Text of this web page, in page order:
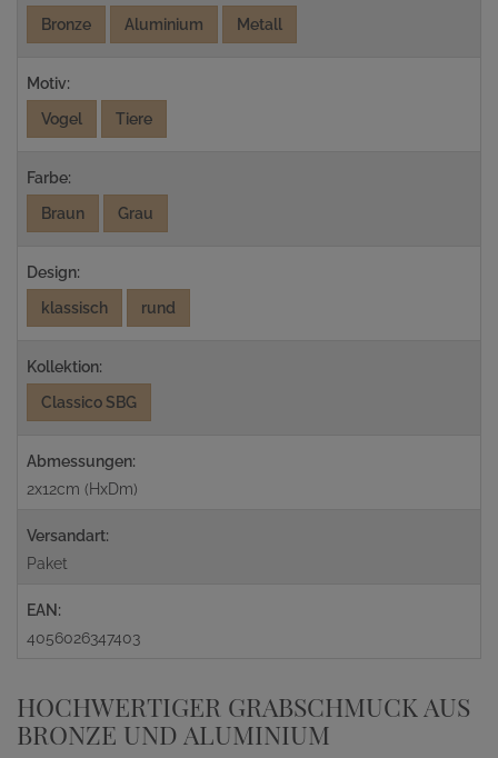
Bronze
Aluminium Metall
Motiv:
Vogel
Tiere
Farbe:
Braun
Grau
Design:
klassisch
rund
Kollektion:
Classico SBG
Abmessungen:
2x12cm (HxDm)
Versandart:
Paket
EAN:
4056026347403
HOCHWERTIGER GRABSCHMUCK AUS
BRONZE UND ALUMINIUM